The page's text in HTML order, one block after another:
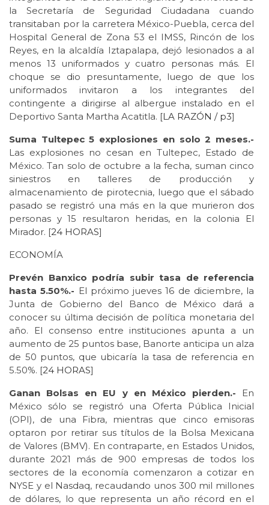
la Secretaría de Seguridad Ciudadana cuando
transitaban por la carretera México-Puebla, cerca del
Hospital General de Zona 53 el IMSS, Rincón de los
Reyes, en la alcaldía Iztapalapa, dejó lesionados a al
menos 13 uniformados y cuatro personas más. El
choque se dio presuntamente, luego de que los
uniformados invitaron a los integrantes del
contingente a dirigirse al albergue instalado en el
Deportivo Santa Martha Acatitla. [LA RAZÓN / p3]
Suma Tultepec 5 explosiones en solo 2 meses.-
Las explosiones no cesan en Tultepec, Estado de
México. Tan solo de octubre a la fecha, suman cinco
siniestros en talleres de producción y
almacenamiento de pirotecnia, luego que el sábado
pasado se registró una más en la que murieron dos
personas y 15 resultaron heridas, en la colonia El
Mirador. [24 HORAS]
ECONOMÍA
Prevén Banxico podría subir tasa de referencia
hasta 5.50%.- El próximo jueves 16 de diciembre, la
Junta de Gobierno del Banco de México dará a
conocer su última decisión de política monetaria del
año. El consenso entre instituciones apunta a un
aumento de 25 puntos base, Banorte anticipa un alza
de 50 puntos, que ubicaría la tasa de referencia en
5.50%. [24 HORAS]
Ganan Bolsas en EU y en México pierden.- En
México sólo se registró una Oferta Pública Inicial
(OPI), de una Fibra, mientras que cinco emisoras
optaron por retirar sus títulos de la Bolsa Mexicana
de Valores (BMV). En contraparte, en Estados Unidos,
durante 2021 más de 900 empresas de todos los
sectores de la economía comenzaron a cotizar en
NYSE y el Nasdaq, recaudando unos 300 mil millones
de dólares, lo que representa un año récord en el